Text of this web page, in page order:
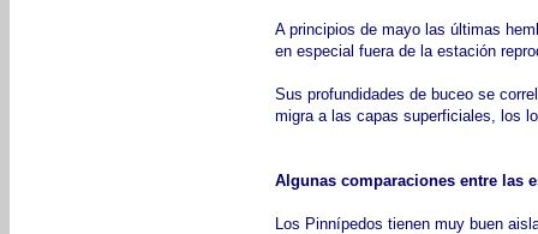
A principios de mayo las últimas
en especial fuera de la estación
Sus profundidades de buceo se
migra a las capas superficiales, los
Algunas comparaciones entre las
Los Pinnípedos tienen muy buen